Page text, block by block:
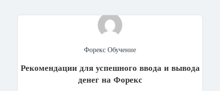
Форекс Обучение
Рекомендации для успешного ввода и вывода
денег на Форекс